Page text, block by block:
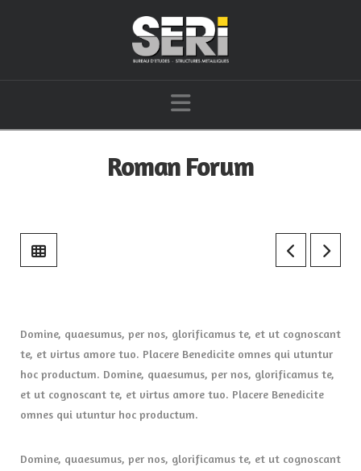
Navigation
Roman Forum
Domine, quaesumus, per nos, glorificamus te, et ut cognoscant
te, et virtus amore tuo. Placere Benedicite omnes qui utuntur
hoc productum. Domine, quaesumus, per nos, glorificamus te,
et ut cognoscant te, et virtus amore tuo. Placere Benedicite
omnes qui utuntur hoc productum.
Domine, quaesumus, per nos, glorificamus te, et ut cognoscant